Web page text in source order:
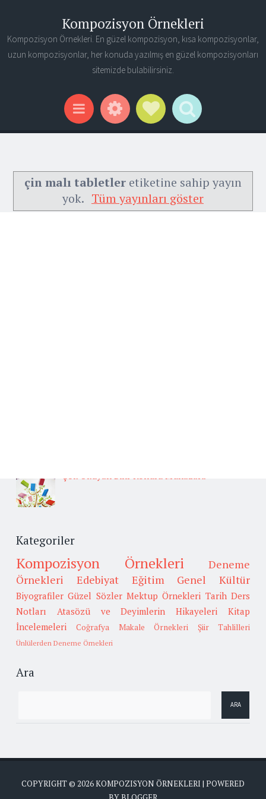
Kompozisyon Örnekleri
Kompozisyon Örnekleri. En güzel kompozisyon, kısa kompozisyonlar,
uzun kompozisyonlar, her konuda yazılmış en güzel kompozisyonları
sitemizde bulabilirsiniz.
Menu WidgetsSocial Links
Search
çin malı tabletler etiketine sahip yayın
yok. Tüm yayınları göster
Kategoriler
Kompozisyon Örnekleri
Deneme
Örnekleri
Edebiyat Eğitim Genel Kültür
Biyografiler Güzel Sözler Mektup Örnekleri Tarih Ders
Notları
Atasözü ve Deyimlerin Hikayeleri
Kitap
İncelemeleri
Coğrafya Makale Örnekleri Şiir Tahlilleri
Ünlülerden Deneme Örnekleri
Ara
COPYRIGHT © 2026KOMPOZISYON ÖRNEKLERI | POWERED